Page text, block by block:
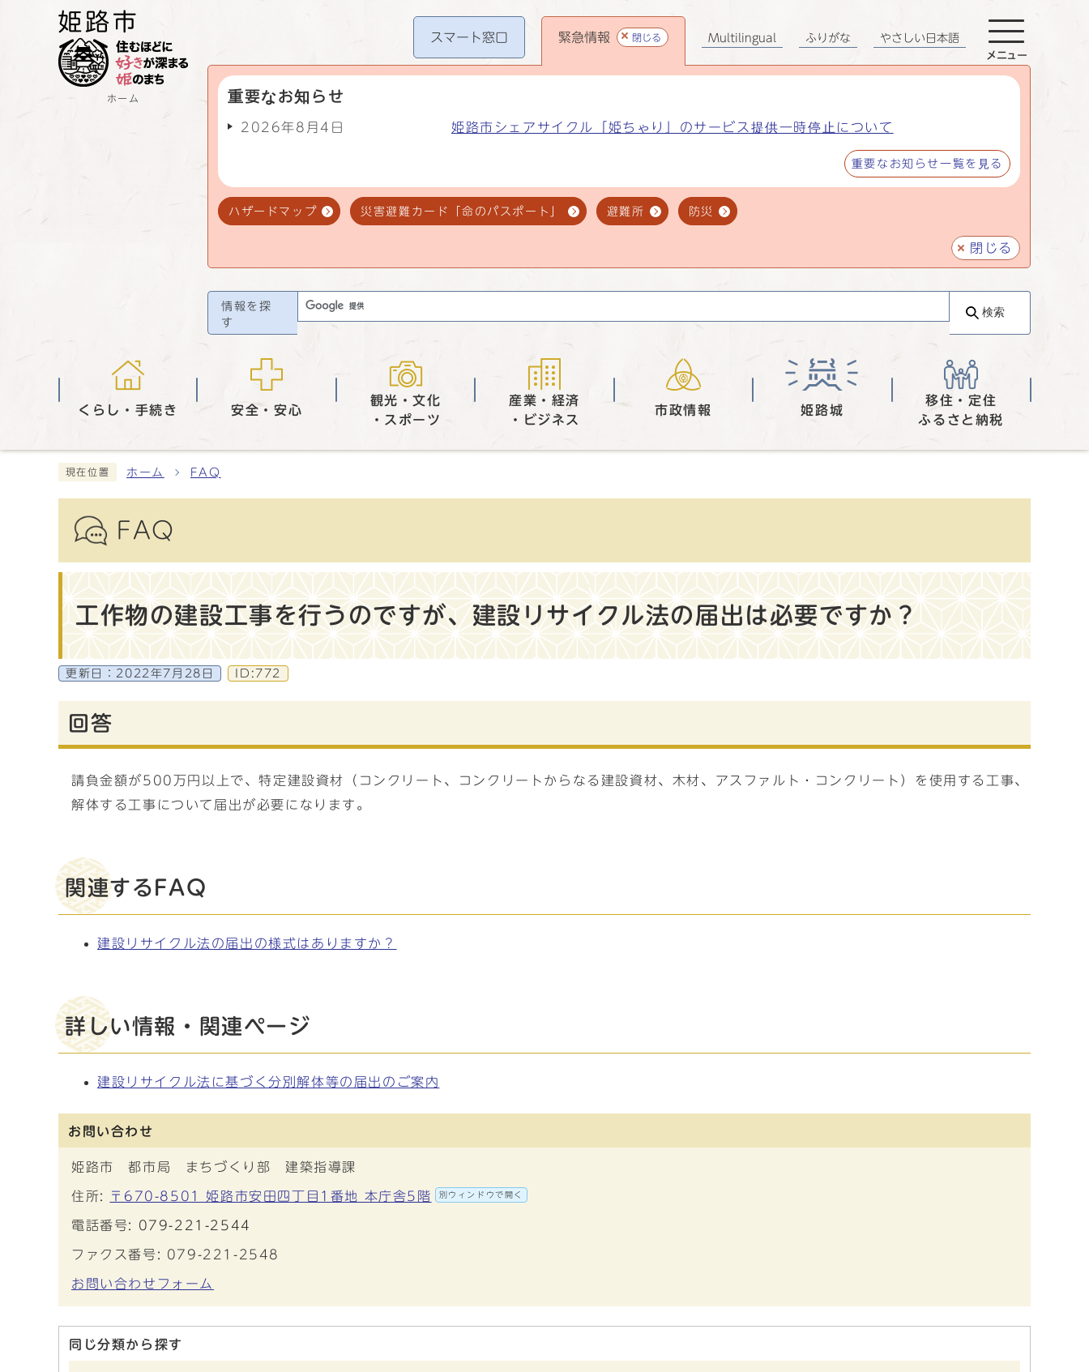
ホーム
スマート窓口 緊急情報 閉じる
重要なお知らせ
2026年8月4日 姫路市シェアサイクル「姫ちゃり」のサービス提供一時停止について
重要なお知らせ一覧を見る
ハザードマップ 災害避難カード「命のパスポート」 避難所 防災
閉じる
Multilingual ふりがな やさしい日本語
メニュー
情報を探
す
検索
くらし・手続き 安全・安心
観光・文化
・スポーツ
産業・経済
・ビジネス
市政情報 姫路城
移住・定住
ふるさと納税
現在位置 ホーム FAQ
FAQ
工作物の建設工事を行うのですが、建設リサイクル法の届出は必要ですか？
更新日： 2022年7月28日 ID:772
回答
請負金額が500万円以上で、特定建設資材（コンクリート、コンクリートからなる建設資材、木材、アスファルト・コンクリート）を使用する工事、
解体する工事について届出が必要になります。
関連するFAQ
建設リサイクル法の届出の様式はありますか？
詳しい情報・関連ページ
建設リサイクル法に基づく分別解体等の届出のご案内
お問い合わせ
姫路市 都市局 まちづくり部 建築指導課
住所: 〒670-8501 姫路市安田四丁目1番地 本庁舎5階 別ウィンドウで開く
電話番号: 079-221-2544
ファクス番号: 079-221-2548
お問い合わせフォーム
同じ分類から探す